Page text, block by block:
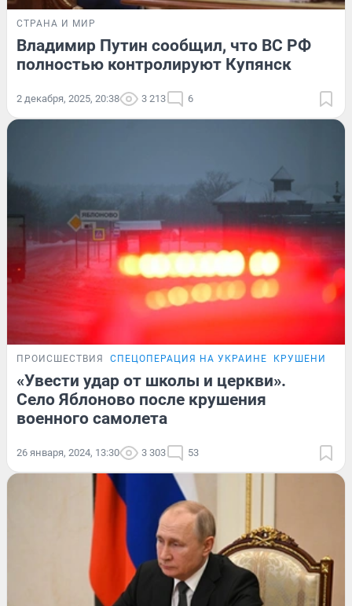
СТРАНА И МИР
Владимир Путин сообщил, что ВС РФ
полностью контролируют Купянск
2 декабря, 2025, 20:38 3 213 6
ПРОИСШЕСТВИЯ СПЕЦОПЕРАЦИЯ НА УКРАИНЕ КРУШЕНИЕ
«Увести удар от школы и церкви».
Село Яблоново после крушения
военного самолета
26 января, 2024, 13:30 3 303 53